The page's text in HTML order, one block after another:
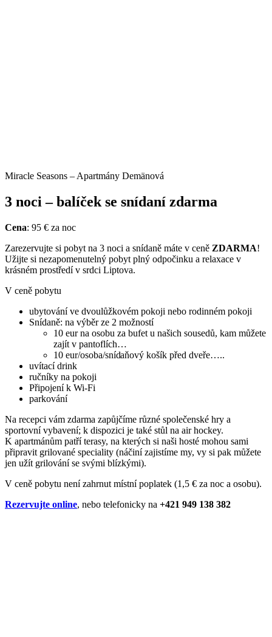
Miracle Seasons – Apartmány Demänová
3 noci – balíček se snídaní zdarma
Cena: 95 € za noc
Zarezervujte si pobyt na 3 noci a snídaně máte v ceně ZDARMA!
Užijte si nezapomenutelný pobyt plný odpočinku a relaxace v
krásném prostředí v srdci Liptova.
V ceně pobytu
ubytování ve dvoulůžkovém pokoji nebo rodinném pokoji
Snídaně: na výběr ze 2 možností
10 eur na osobu za bufet u našich sousedů, kam můžete
zajít v pantoflích…
10 eur/osoba/snídaňový košík před dveře…..
uvítací drink
ručníky na pokoji
Připojení k Wi-Fi
parkování
Na recepci vám zdarma zapůjčíme různé společenské hry a
sportovní vybavení; k dispozici je také stůl na air hockey.
K apartmánům patří terasy, na kterých si naši hosté mohou sami
připravit grilované speciality (náčiní zajistíme my, vy si pak můžete
jen užít grilování se svými blízkými).
V ceně pobytu není zahrnut místní poplatek (1,5 € za noc a osobu).
Rezervujte online, nebo telefonicky na +421 949 138 382